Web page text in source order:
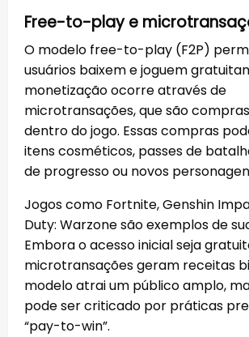
Free-to-play e
O modelo free-to-play (F2P)
usuários baixem e joguem
monetização ocorre através de
microtransações, que são
dentro do jogo. Essas compras
itens cosméticos, passes de
de progresso ou novos
Jogos como Fortnite, Genshin
Duty: Warzone são exemplos de
Embora o acesso inicial seja
microtransações geram receitas
modelo atrai um público amplo,
pode ser criticado por práticas
“pay-to-win”.